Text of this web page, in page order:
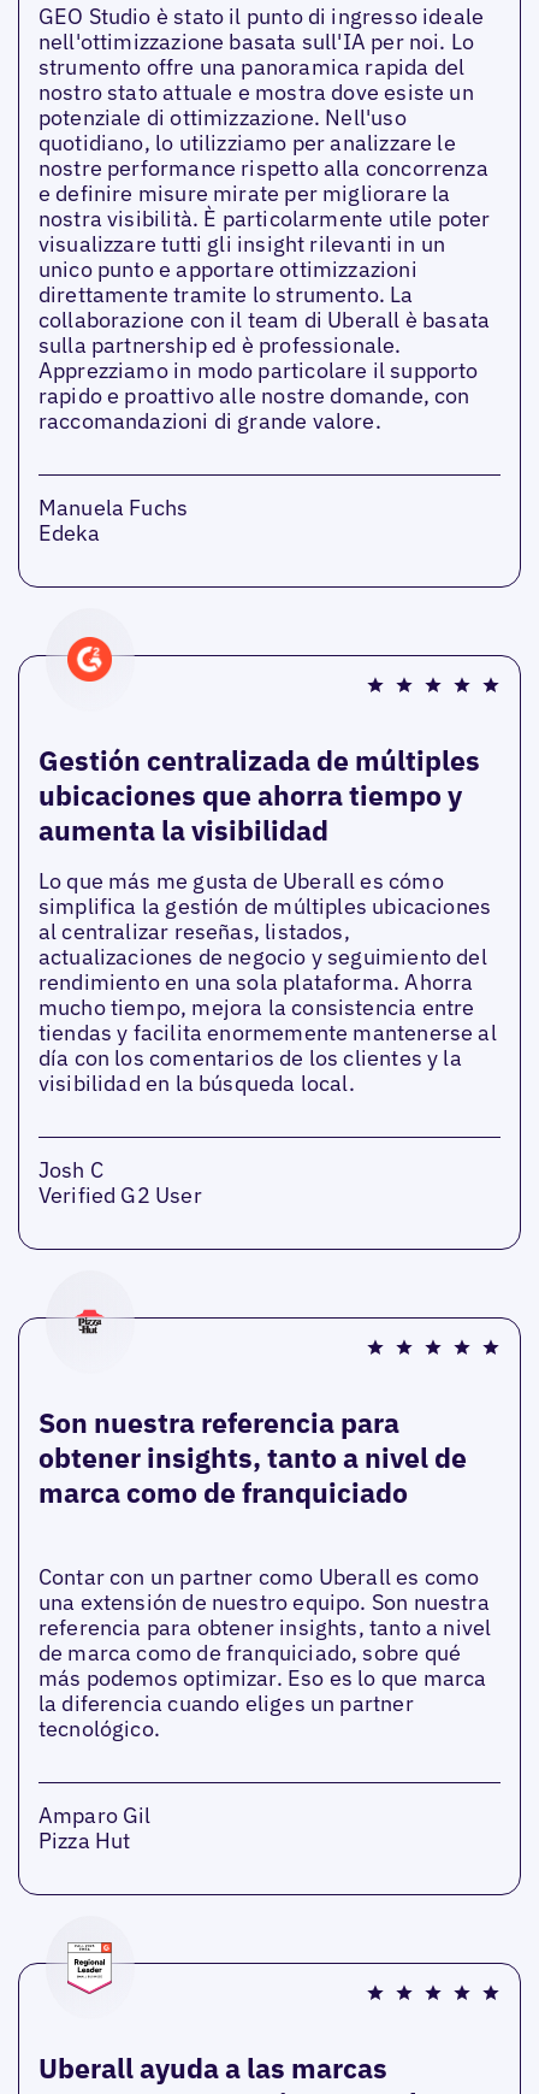
GEO Studio è stato il punto di ingresso ideale
nell'ottimizzazione basata sull'IA per noi. Lo
strumento offre una panoramica rapida del
nostro stato attuale e mostra dove esiste un
potenziale di ottimizzazione. Nell'uso
quotidiano, lo utilizziamo per analizzare le
nostre performance rispetto alla concorrenza
e definire misure mirate per migliorare la
nostra visibilità. È particolarmente utile poter
visualizzare tutti gli insight rilevanti in un
unico punto e apportare ottimizzazioni
direttamente tramite lo strumento. La
collaborazione con il team di Uberall è basata
sulla partnership ed è professionale.
Apprezziamo in modo particolare il supporto
rapido e proattivo alle nostre domande, con
raccomandazioni di grande valore.
Manuela Fuchs
Edeka
Gestión centralizada de múltiples
ubicaciones que ahorra tiempo y
aumenta la visibilidad
Lo que más me gusta de Uberall es cómo
simplifica la gestión de múltiples ubicaciones
al centralizar reseñas, listados,
actualizaciones de negocio y seguimiento del
rendimiento en una sola plataforma. Ahorra
mucho tiempo, mejora la consistencia entre
tiendas y facilita enormemente mantenerse al
día con los comentarios de los clientes y la
visibilidad en la búsqueda local.
Josh C
Verified G2 User
Son nuestra referencia para
obtener insights, tanto a nivel de
marca como de franquiciado
Contar con un partner como Uberall es como
una extensión de nuestro equipo. Son nuestra
referencia para obtener insights, tanto a nivel
de marca como de franquiciado, sobre qué
más podemos optimizar. Eso es lo que marca
la diferencia cuando eliges un partner
tecnológico.
Amparo Gil
Pizza Hut
Uberall ayuda a las marcas